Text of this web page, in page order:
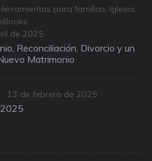
para familias, Iglesia,
de 2025
Reconciliación, Divorcio y un
Matrimonio
Posted
on
13 de febrero de 2025